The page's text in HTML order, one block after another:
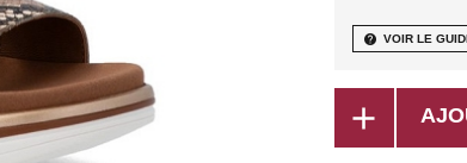
help VOIR LE
add